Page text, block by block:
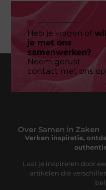
Heb je vragen ofwil
je met ons
samenwerken?
Neem gerust
contact met ons
Over Samen in Zaken
Verken inspiratie,
Laat je inspireren door
artikelen die